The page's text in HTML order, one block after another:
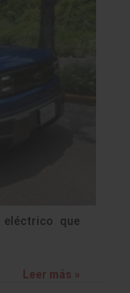
eléctrico que
Leer más »